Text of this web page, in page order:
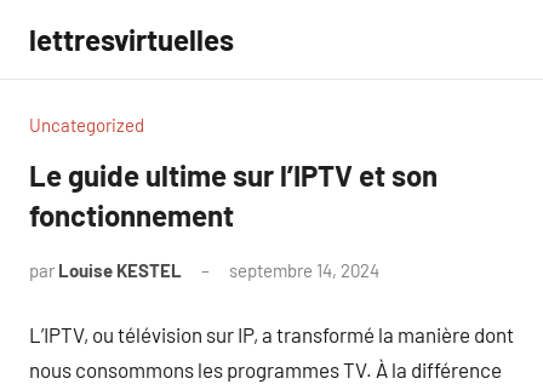
contenu
lettresvirtuelles
Uncategorized
Le guide ultime sur l’IPTV et son
fonctionnement
par Louise KESTEL septembre 14, 2024
L’IPTV, ou télévision sur IP, a transformé la manière dont
nous consommons les programmes TV. À la différence